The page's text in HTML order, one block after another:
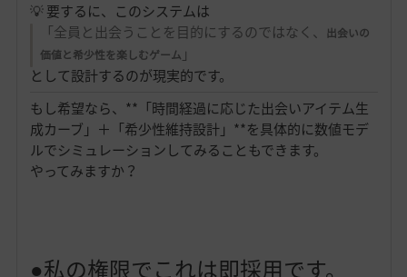
💡 要するに、このシステムは
「全員と出会うことを目的にするのではなく、
出会いの
価値と希少性を楽しむゲーム 」
として設計するのが現実的です。
もし希望なら、**「時間経過に応じた出会いアイテム生
成カーブ」＋「希少性維持設計」**を具体的に数値モデ
ルでシミュレーションしてみることもできます。
やってみますか？
●私の権限でこれは即採用です。